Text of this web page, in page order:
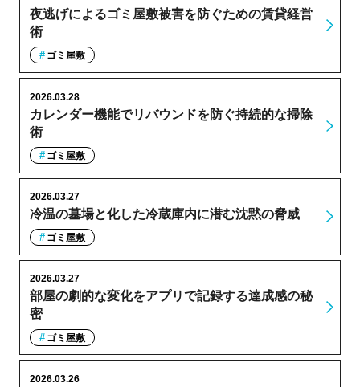
夜逃げによるゴミ屋敷被害を防ぐための賃貸経営
術
ゴミ屋敷
カレンダー機能でリバウンドを防ぐ持続的な掃除
術
2026.03.28
ゴミ屋敷
冷温の墓場と化した冷蔵庫内に潜む沈黙の脅威
2026.03.27
ゴミ屋敷
部屋の劇的な変化をアプリで記録する達成感の秘
密
2026.03.27
ゴミ屋敷
2026.03.26